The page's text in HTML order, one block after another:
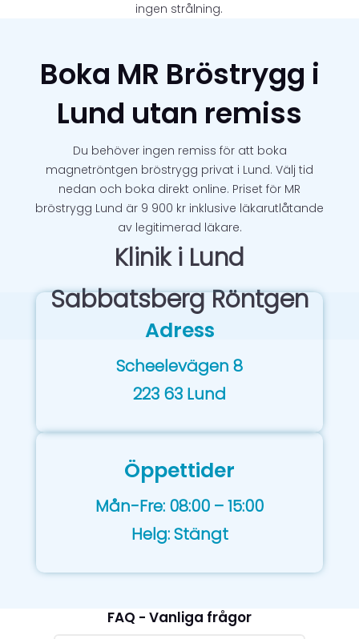
ingen strålning.
Boka MR Bröstrygg i
Lund utan remiss
Du behöver ingen remiss för att boka
magnetröntgen bröstrygg privat i Lund. Välj tid
nedan och boka direkt online. Priset för MR
bröstrygg Lund är 9 900 kr inklusive läkarutlåtande
av legitimerad läkare.
Klinik i Lund
Sabbatsberg Röntgen
Adress
Scheelevägen 8
223 63 Lund
Öppettider
Mån-Fre: 08:00 – 15:00
Helg: Stängt
FAQ - Vanliga frågor